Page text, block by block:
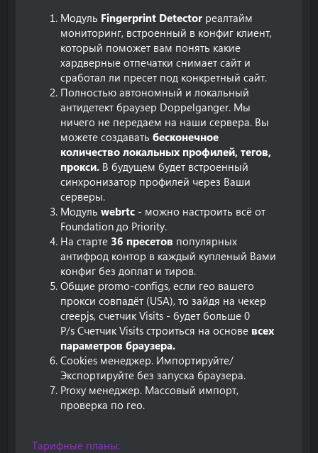
Модуль Fingerprint Detector реалтайм
мониторинг, встроенный в конфиг клиент,
который поможет вам понять какие
хардверные отпечатки снимает сайт и
сработал ли пресет под конкретный сайт.
Полностью автономный и локальный
антидетект браузер Doppelganger. Мы
ничего не передаем на наши сервера. Вы
можете создавать бесконечное
количество локальных профилей, тегов,
прокси. В будущем будет встроенный
синхронизатор профилей через Ваши
серверы.
Модуль webrtc - можно настроить всё от
Foundation до Priority.
На старте 36 пресетов популярных
антифрод контор в каждый купленый Вами
конфиг без доплат и тиров.
Общие promo-configs, если гео вашего
прокси совпадёт (USA), то зайдя на чекер
creepjs, счетчик Visits - будет больше 0
P/s Счетчик Visits строиться на основе всех
параметров браузера.
Cookies менеджер. Импортируйте/
Экспортируйте без запуска браузера.
Proxy менеджер. Массовый импорт,
проверка по гео.
Тарифные планы: